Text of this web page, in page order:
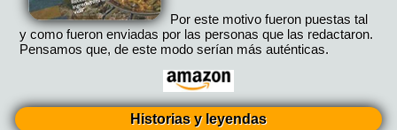
Por este motivo fueron puestas tal
y como fueron enviadas por las personas que las redactaron.
Pensamos que, de este modo serían más auténticas.
Historias y leyendas